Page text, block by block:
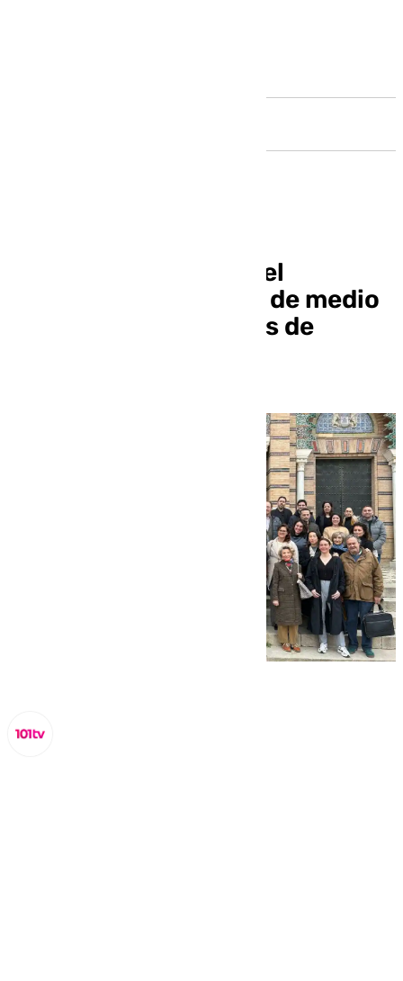
El Plan Estratégico del
Flamenco recibe más de medio
millar de aportaciones de